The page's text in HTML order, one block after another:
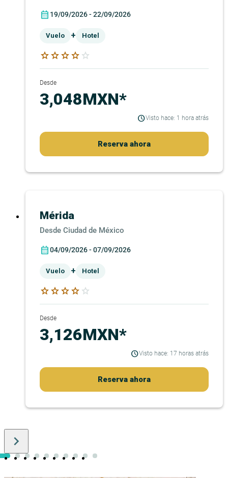
19/09/2026 - 22/09/2026
Vuelo + Hotel
starstarstarstar star
Desde
3,048MXN*
Visto hace: 1 hora atrás
Reserva ahora
Mérida
Ciudad de México
04/09/2026 - 07/09/2026
Vuelo + Hotel
starstarstarstar star
Desde
3,126MXN*
Visto hace: 17 horas atrás
Reserva ahora
keyboard_arrow_right